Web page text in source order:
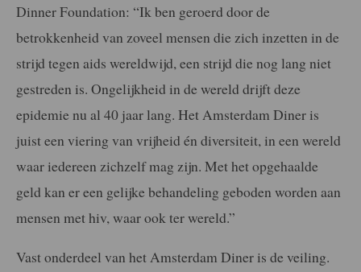
Dinner Foundation: “Ik ben geroerd door de
betrokkenheid van zoveel mensen die zich inzetten in de
strijd tegen aids wereldwijd, een strijd die nog lang niet
gestreden is. Ongelijkheid in de wereld drijft deze
epidemie nu al 40 jaar lang. Het Amsterdam Diner is
juist een viering van vrijheid én diversiteit, in een wereld
waar iedereen zichzelf mag zijn. Met het opgehaalde
geld kan er een gelijke behandeling geboden worden aan
mensen met hiv, waar ook ter wereld.”
Vast onderdeel van het Amsterdam Diner is de veiling.